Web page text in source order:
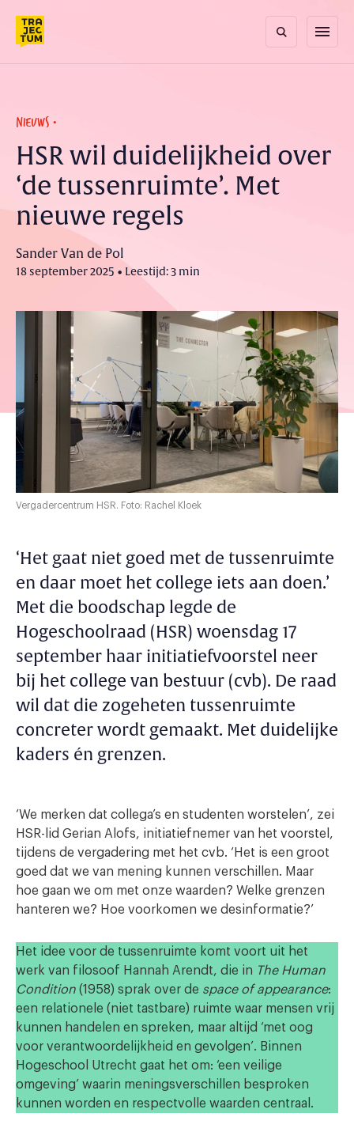
content
menu
NIEUWS
HSR wil duidelijkheid over
‘de tussenruimte’. Met
nieuwe regels
Sander Van de Pol
18 september 2025 • Leestijd: 3 min
Vergadercentrum HSR. Foto: Rachel Kloek
‘Het gaat niet goed met de tussenruimte
en daar moet het college iets aan doen.’
Met die boodschap legde de
Hogeschoolraad (HSR) woensdag 17
september haar initiatiefvoorstel neer
bij het college van bestuur (cvb). De raad
wil dat die zogeheten tussenruimte
concreter wordt gemaakt. Met duidelijke
kaders én grenzen.
‘We merken dat collega’s en studenten worstelen’, zei
HSR-lid Gerian Alofs, initiatiefnemer van het voorstel,
tijdens de vergadering met het cvb. ‘Het is een groot
goed dat we van mening kunnen verschillen. Maar
hoe gaan we om met onze waarden? Welke grenzen
hanteren we? Hoe voorkomen we desinformatie?’
Het idee voor de tussenruimte komt voort uit het
werk van filosoof Hannah Arendt, die in The Human
Condition (1958) sprak over de space of appearance:
een relationele (niet tastbare) ruimte waar mensen vrij
kunnen handelen en spreken, maar altijd ‘met oog
voor verantwoordelijkheid en gevolgen’. Binnen
Hogeschool Utrecht gaat het om: ‘een veilige
omgeving’ waarin meningsverschillen besproken
kunnen worden en respectvolle waarden centraal.